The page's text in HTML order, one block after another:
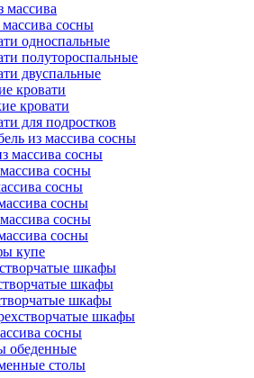
массива
сосны
односпальные
полутороспальные
двуспальные
кровати
кровати
для подростков
из массива сосны
массива сосны
сосны
сосны
сосны
сосны
сосны
купе
шкафы
шкафы
шкафы
шкафы
сосны
обеденные
столы